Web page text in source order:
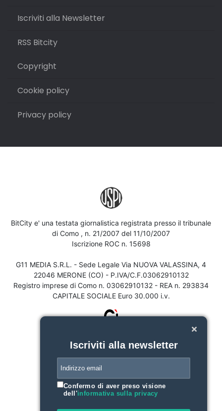
Iscriviti alla Newsletter
RSS Bitcity
Copyright
Cookie policy
Privacy policy
BitCity e' una testata giornalistica registrata presso il tribunale
di Como , n. 21/2007 del 11/10/2007
Iscrizione ROC n. 15698
G11 MEDIA S.R.L. - Sede Legale Via NUOVA VALASSINA, 4
22046 MERONE (CO) - P.IVA/C.F.03062910132
Registro imprese di Como n. 03062910132 - REA n. 293834
CAPITALE SOCIALE Euro 30.000 i.v.
Iscriviti alla newsletter
Confermo di aver preso visione
dell'informativa sulla privacy